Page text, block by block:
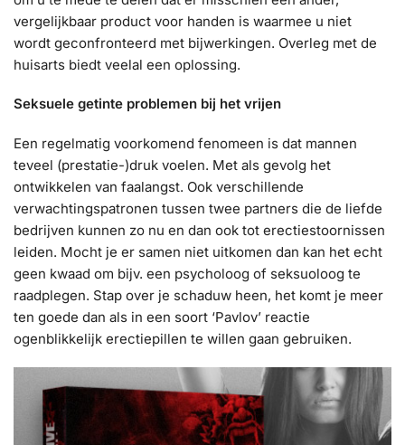
vergelijkbaar product voor handen is waarmee u niet
wordt geconfronteerd met bijwerkingen. Overleg met de
huisarts biedt veelal een oplossing.
Seksuele getinte problemen bij het vrijen
Een regelmatig voorkomend fenomeen is dat mannen
teveel (prestatie-)druk voelen. Met als gevolg het
ontwikkelen van faalangst. Ook verschillende
verwachtingspatronen tussen twee partners die de liefde
bedrijven kunnen zo nu en dan ook tot erectiestoornissen
leiden. Mocht je er samen niet uitkomen dan kan het echt
geen kwaad om bijv. een psycholoog of seksuoloog te
raadplegen. Stap over je schaduw heen, het komt je meer
ten goede dan als in een soort ‘Pavlov’ reactie
ogenblikkelijk erectiepillen te willen gaan gebruiken.